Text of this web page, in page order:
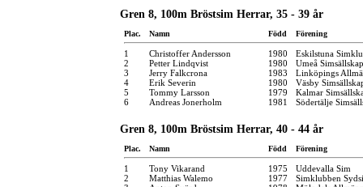
Gren 8, 100m Bröstsim Herrar, 35 - 39 år
Plac. Namn Född Förening
1 Christoffer Andersson 1980
Eskilstuna
2
Petter Lindqvist 1980
Umeå Simsällskap
3
Jerry Falkcrona 1983
Linköpings
4
Erik Severin 1980
Väsby
5
Tommy Larsson 1979
Kalmar
6
Andreas Jonerholm 1981 Södertälje
Gren 8, 100m Bröstsim Herrar, 40 - 44 år
Plac. Namn Född Förening
1 Tony Vikarand 1975
Uddevalla Sim
2
Matthias Walemo 1977
Simklubben